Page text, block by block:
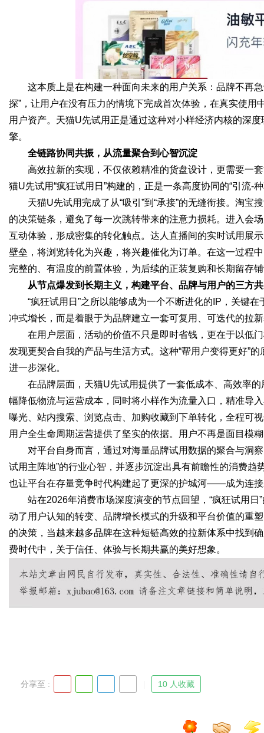
这本质上是在构建一种面向未来的用户关系：品牌不再
探”，让用户在没有压力的情境下完成首次体验，在真实使
用户资产。天猫U先试用正是通过这种对小样经济内核的深
擎。
全链路协同共振，从流量聚合到心智沉淀
高效拉新的实现，不仅依赖精准的货盘设计，更需要一
猫U先试用“疯狂试用日”构建的，正是一条高度协同的“引流-
天猫U先试用完成了从“吸引”到“承接”的无缝衔接。淘宝
的决策链条，避免了每一次跳转带来的注意力损耗。进入会
互动体验，形成密集的转化触点。达人直播间的实时试用展
壁垒，将浏览转化为兴趣，将兴趣催化为订单。在这一过程
完整的、有温度的前置体验，为后续的正装复购和长期留存
从节点爆发到长期主义，构建平台、品牌与用户的三方
“疯狂试用日”之所以能够成为一个不断进化的IP，关键
冲式增长，而是着眼于为品牌建立一套可复用、可迭代的拉
在用户层面，活动的价值不只是即时省钱，更在于以低
发现更契合自我的产品与生活方式。这种“帮用户变得更好”
进一步深化。
在品牌层面，天猫U先试用提供了一套低成本、高效率
幅降低物流与运营成本，同时将小样作为流量入口，精准导
曝光、站内搜索、浏览点击、加购收藏到下单转化，全程可
用户全生命周期运营提供了坚实的依据。用户不再是面目模
对平台自身而言，通过对海量品牌试用数据的聚合与洞
试用主阵地”的行业心智，并逐步沉淀出具有前瞻性的消费
也让平台在存量竞争时代构建起了更深的护城河——成为连
站在2026年消费市场深度演变的节点回望，“疯狂试用
动了用户认知的转变、品牌增长模式的升级和平台价值的重
的决策，当越来越多品牌在这种短链高效的拉新体系中找到
费时代中，关于信任、体验与长期共赢的美好想象。
分享至 : 10 人收藏